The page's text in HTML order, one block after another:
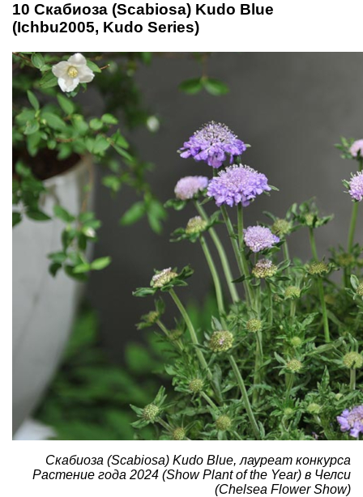
10 Скабиоза (Scabiosa) Kudo Blue
(Ichbu2005, Kudo Series)
Скабиоза (Scabiosa) Kudo Blue, лауреат конкурса
Растение года 2024 (Show Plant of the Year) в Челси
(Chelsea Flower Show)